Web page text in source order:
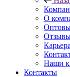
О
Карьера
Наши
Контакты